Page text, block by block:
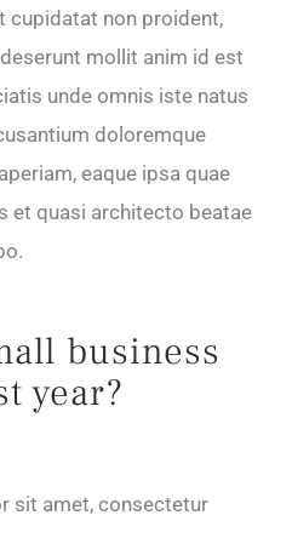
cupidatat non proident,
mollit anim id est
unde omnis iste natus
doloremque
eaque ipsa quae
et quasi architecto beatae
business
year?
sit amet, consectetur